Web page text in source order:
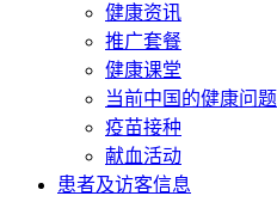
健康资讯
推广套餐
健康课堂
当前中国的健康问题
疫苗接种
献血活动
患者及访客信息